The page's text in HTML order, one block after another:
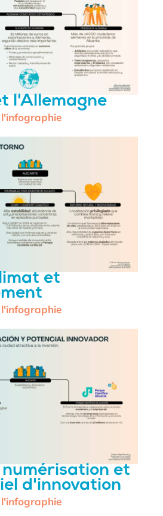
l'Allemagne
et
numérisation et
d'innovation